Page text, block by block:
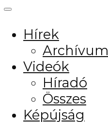
Hírek
Archívum
Videók
Híradó
Összes
Képújság